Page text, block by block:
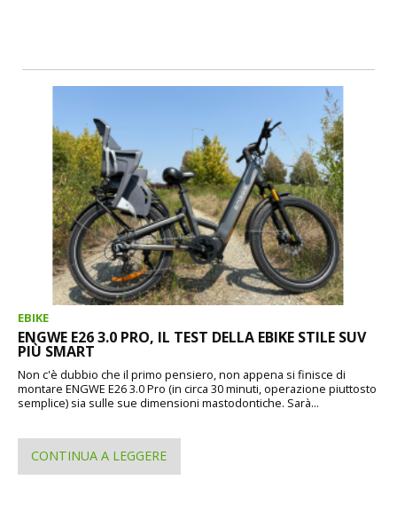
EBIKE
ENGWE E26 3.0 PRO, IL TEST DELLA EBIKE STILE SUV
PIÙ SMART
Non c'è dubbio che il primo pensiero, non appena si finisce di
montare ENGWE E26 3.0 Pro (in circa 30 minuti, operazione piuttosto
semplice) sia sulle sue dimensioni mastodontiche. Sarà...
CONTINUA A LEGGERE